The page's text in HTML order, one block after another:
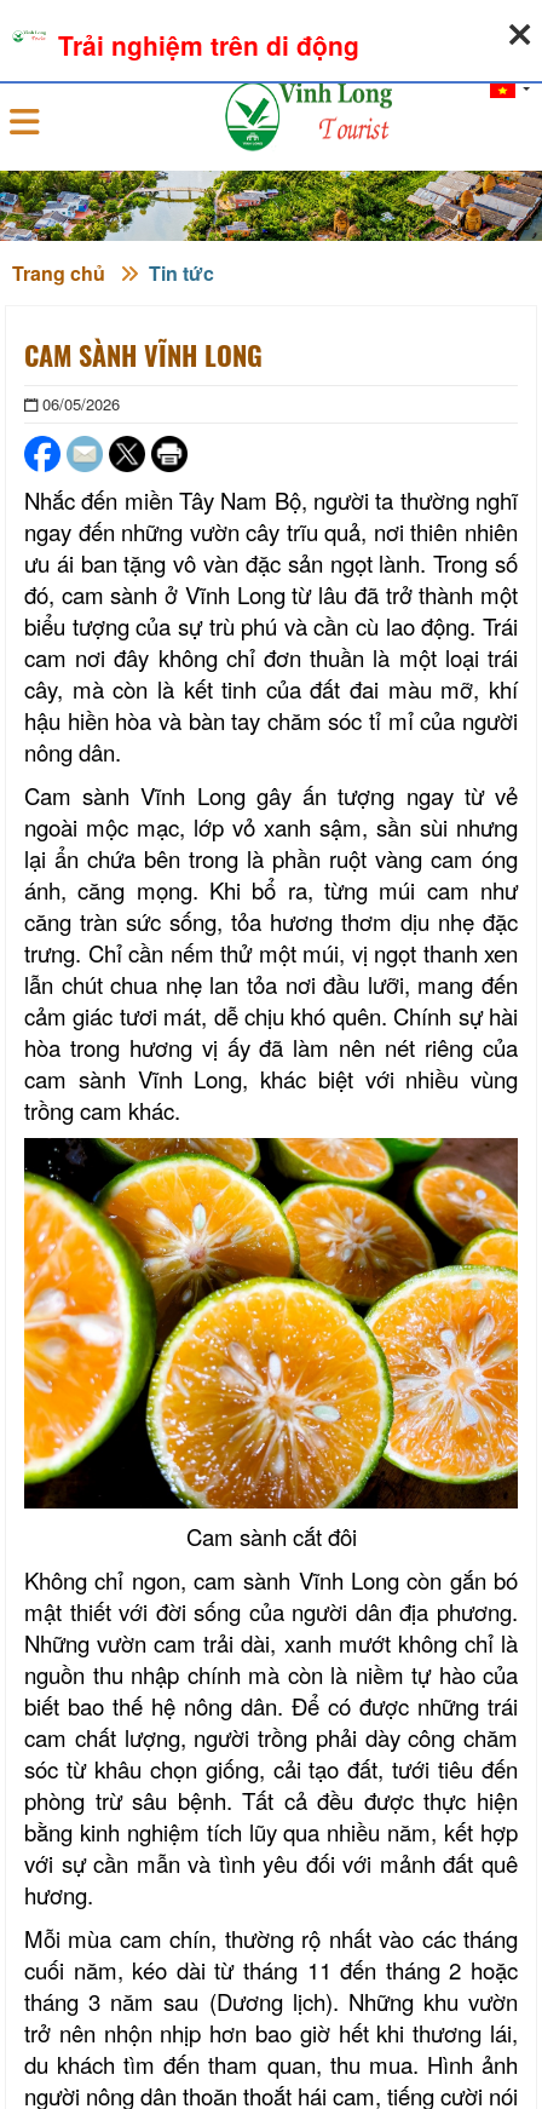
Đăng nhập
Trang chủ Tin tức
CAM SÀNH VĨNH LONG
06/05/2026
Nhắc đến miền Tây Nam Bộ, người ta thường nghĩ
ngay đến những vườn cây trĩu quả, nơi thiên nhiên
ưu ái ban tặng vô vàn đặc sản ngọt lành. Trong số
đó, cam sành ở Vĩnh Long từ lâu đã trở thành một
biểu tượng của sự trù phú và cần cù lao động. Trái
cam nơi đây không chỉ đơn thuần là một loại trái
cây, mà còn là kết tinh của đất đai màu mỡ, khí
hậu hiền hòa và bàn tay chăm sóc tỉ mỉ của người
nông dân.
Cam sành Vĩnh Long gây ấn tượng ngay từ vẻ
ngoài mộc mạc, lớp vỏ xanh sậm, sần sùi nhưng
lại ẩn chứa bên trong là phần ruột vàng cam óng
ánh, căng mọng. Khi bổ ra, từng múi cam như
căng tràn sức sống, tỏa hương thơm dịu nhẹ đặc
trưng. Chỉ cần nếm thử một múi, vị ngọt thanh xen
lẫn chút chua nhẹ lan tỏa nơi đầu lưỡi, mang đến
cảm giác tươi mát, dễ chịu khó quên. Chính sự hài
hòa trong hương vị ấy đã làm nên nét riêng của
cam sành Vĩnh Long, khác biệt với nhiều vùng
trồng cam khác.
Cam sành cắt đôi
Không chỉ ngon, cam sành Vĩnh Long còn gắn bó
mật thiết với đời sống của người dân địa phương.
Những vườn cam trải dài, xanh mướt không chỉ là
nguồn thu nhập chính mà còn là niềm tự hào của
biết bao thế hệ nông dân. Để có được những trái
cam chất lượng, người trồng phải dày công chăm
sóc từ khâu chọn giống, cải tạo đất, tưới tiêu đến
phòng trừ sâu bệnh. Tất cả đều được thực hiện
bằng kinh nghiệm tích lũy qua nhiều năm, kết hợp
với sự cần mẫn và tình yêu đối với mảnh đất quê
hương.
Mỗi mùa cam chín, thường rộ nhất vào các tháng
cuối năm, kéo dài từ tháng 11 đến tháng 2 hoặc
tháng 3 năm sau (Dương lịch). Những khu vườn
trở nên nhộn nhịp hơn bao giờ hết khi thương lái,
du khách tìm đến tham quan, thu mua. Hình ảnh
người nông dân thoăn thoắt hái cam, tiếng cười nói
Trải nghiệm trên di động